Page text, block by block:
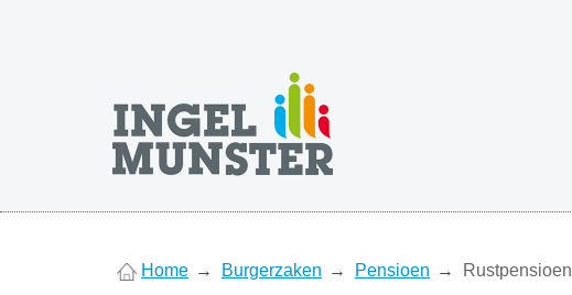
are
Home Burgerzaken Pensioen Rustpensioen